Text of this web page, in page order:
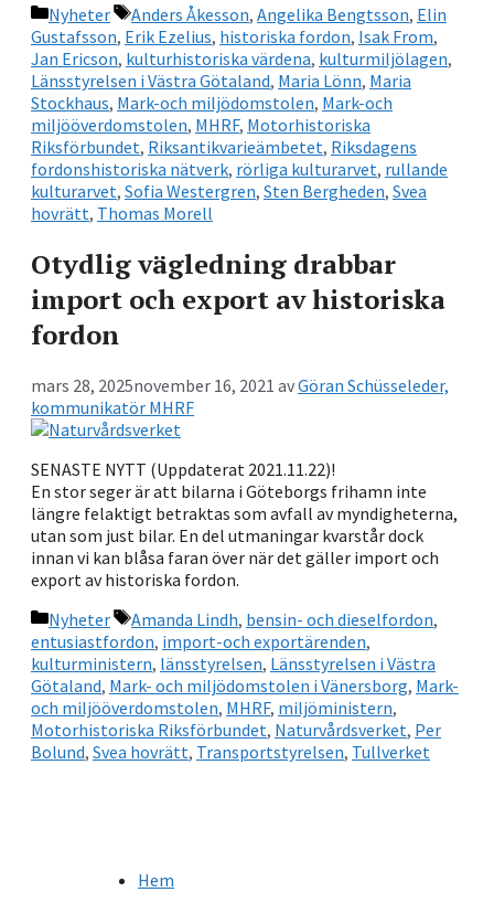
Kategorier
Nyheter Etiketter
Anders Åkesson, Angelika Bengtsson, Elin
Gustafsson, Erik Ezelius, historiska fordon, Isak From,
Jan Ericson, kulturhistoriska värdena, kulturmiljölagen,
Länsstyrelsen i Västra Götaland, Maria Lönn, Maria
Stockhaus, Mark-och miljödomstolen, Mark-och
miljööverdomstolen, MHRF, Motorhistoriska
Riksförbundet, Riksantikvarieämbetet, Riksdagens
fordonshistoriska nätverk, rörliga kulturarvet, rullande
kulturarvet, Sofia Westergren, Sten Bergheden, Svea
hovrätt, Thomas Morell
Otydlig vägledning drabbar
import och export av historiska
fordon
mars 28, 2025november 16, 2021 avGöran Schüsseleder,
kommunikatör MHRF
SENASTE NYTT (Uppdaterat 2021.11.22)!
En stor seger är att bilarna i Göteborgs frihamn inte
längre felaktigt betraktas som avfall av myndigheterna,
utan som just bilar. En del utmaningar kvarstår dock
innan vi kan blåsa faran över när det gäller import och
export av historiska fordon.
Kategorier
Nyheter Etiketter
Amanda Lindh, bensin- och dieselfordon,
entusiastfordon, import-och exportärenden,
kulturministern, länsstyrelsen, Länsstyrelsen i Västra
Götaland, Mark- och miljödomstolen i Vänersborg, Mark-
och miljööverdomstolen, MHRF, miljöministern,
Motorhistoriska Riksförbundet, Naturvårdsverket, Per
Bolund, Svea hovrätt, Transportstyrelsen, Tullverket
Hem